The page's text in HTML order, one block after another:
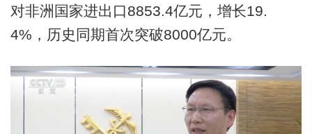
对非洲国家进出口8853.4亿元，增长19.
4%，历史同期首次突破8000亿元。